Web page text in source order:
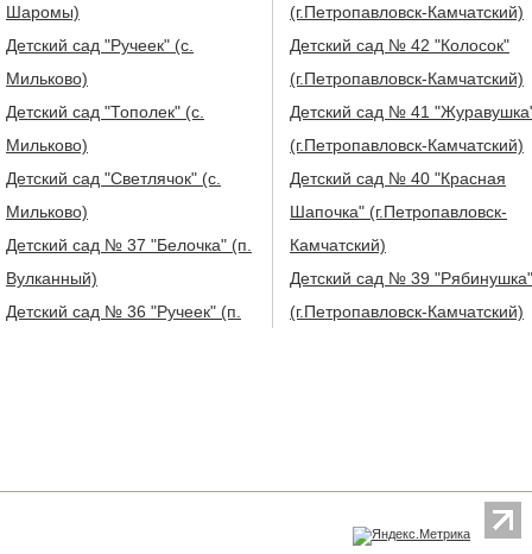
Шаромы)
Детский сад "Ручеек" (с.
Мильково)
Детский сад "Тополек" (с.
Мильково)
Детский сад "Светлячок" (с.
Мильково)
Детский сад № 37 "Белочка" (п.
Вулканный)
Детский сад № 36 "Ручеек" (п.
(г.Петропавловск-Камчатский)
Детский сад № 42 "Колосок"
(г.Петропавловск-Камчатский)
Детский сад № 41
(г.Петропавловск-Камчатский)
Детский сад № 40 "Красная
Шапочка" (г.Петропавловск-
Камчатский)
Детский сад № 39 "Рябинушка"
(г.Петропавловск-Камчатский)